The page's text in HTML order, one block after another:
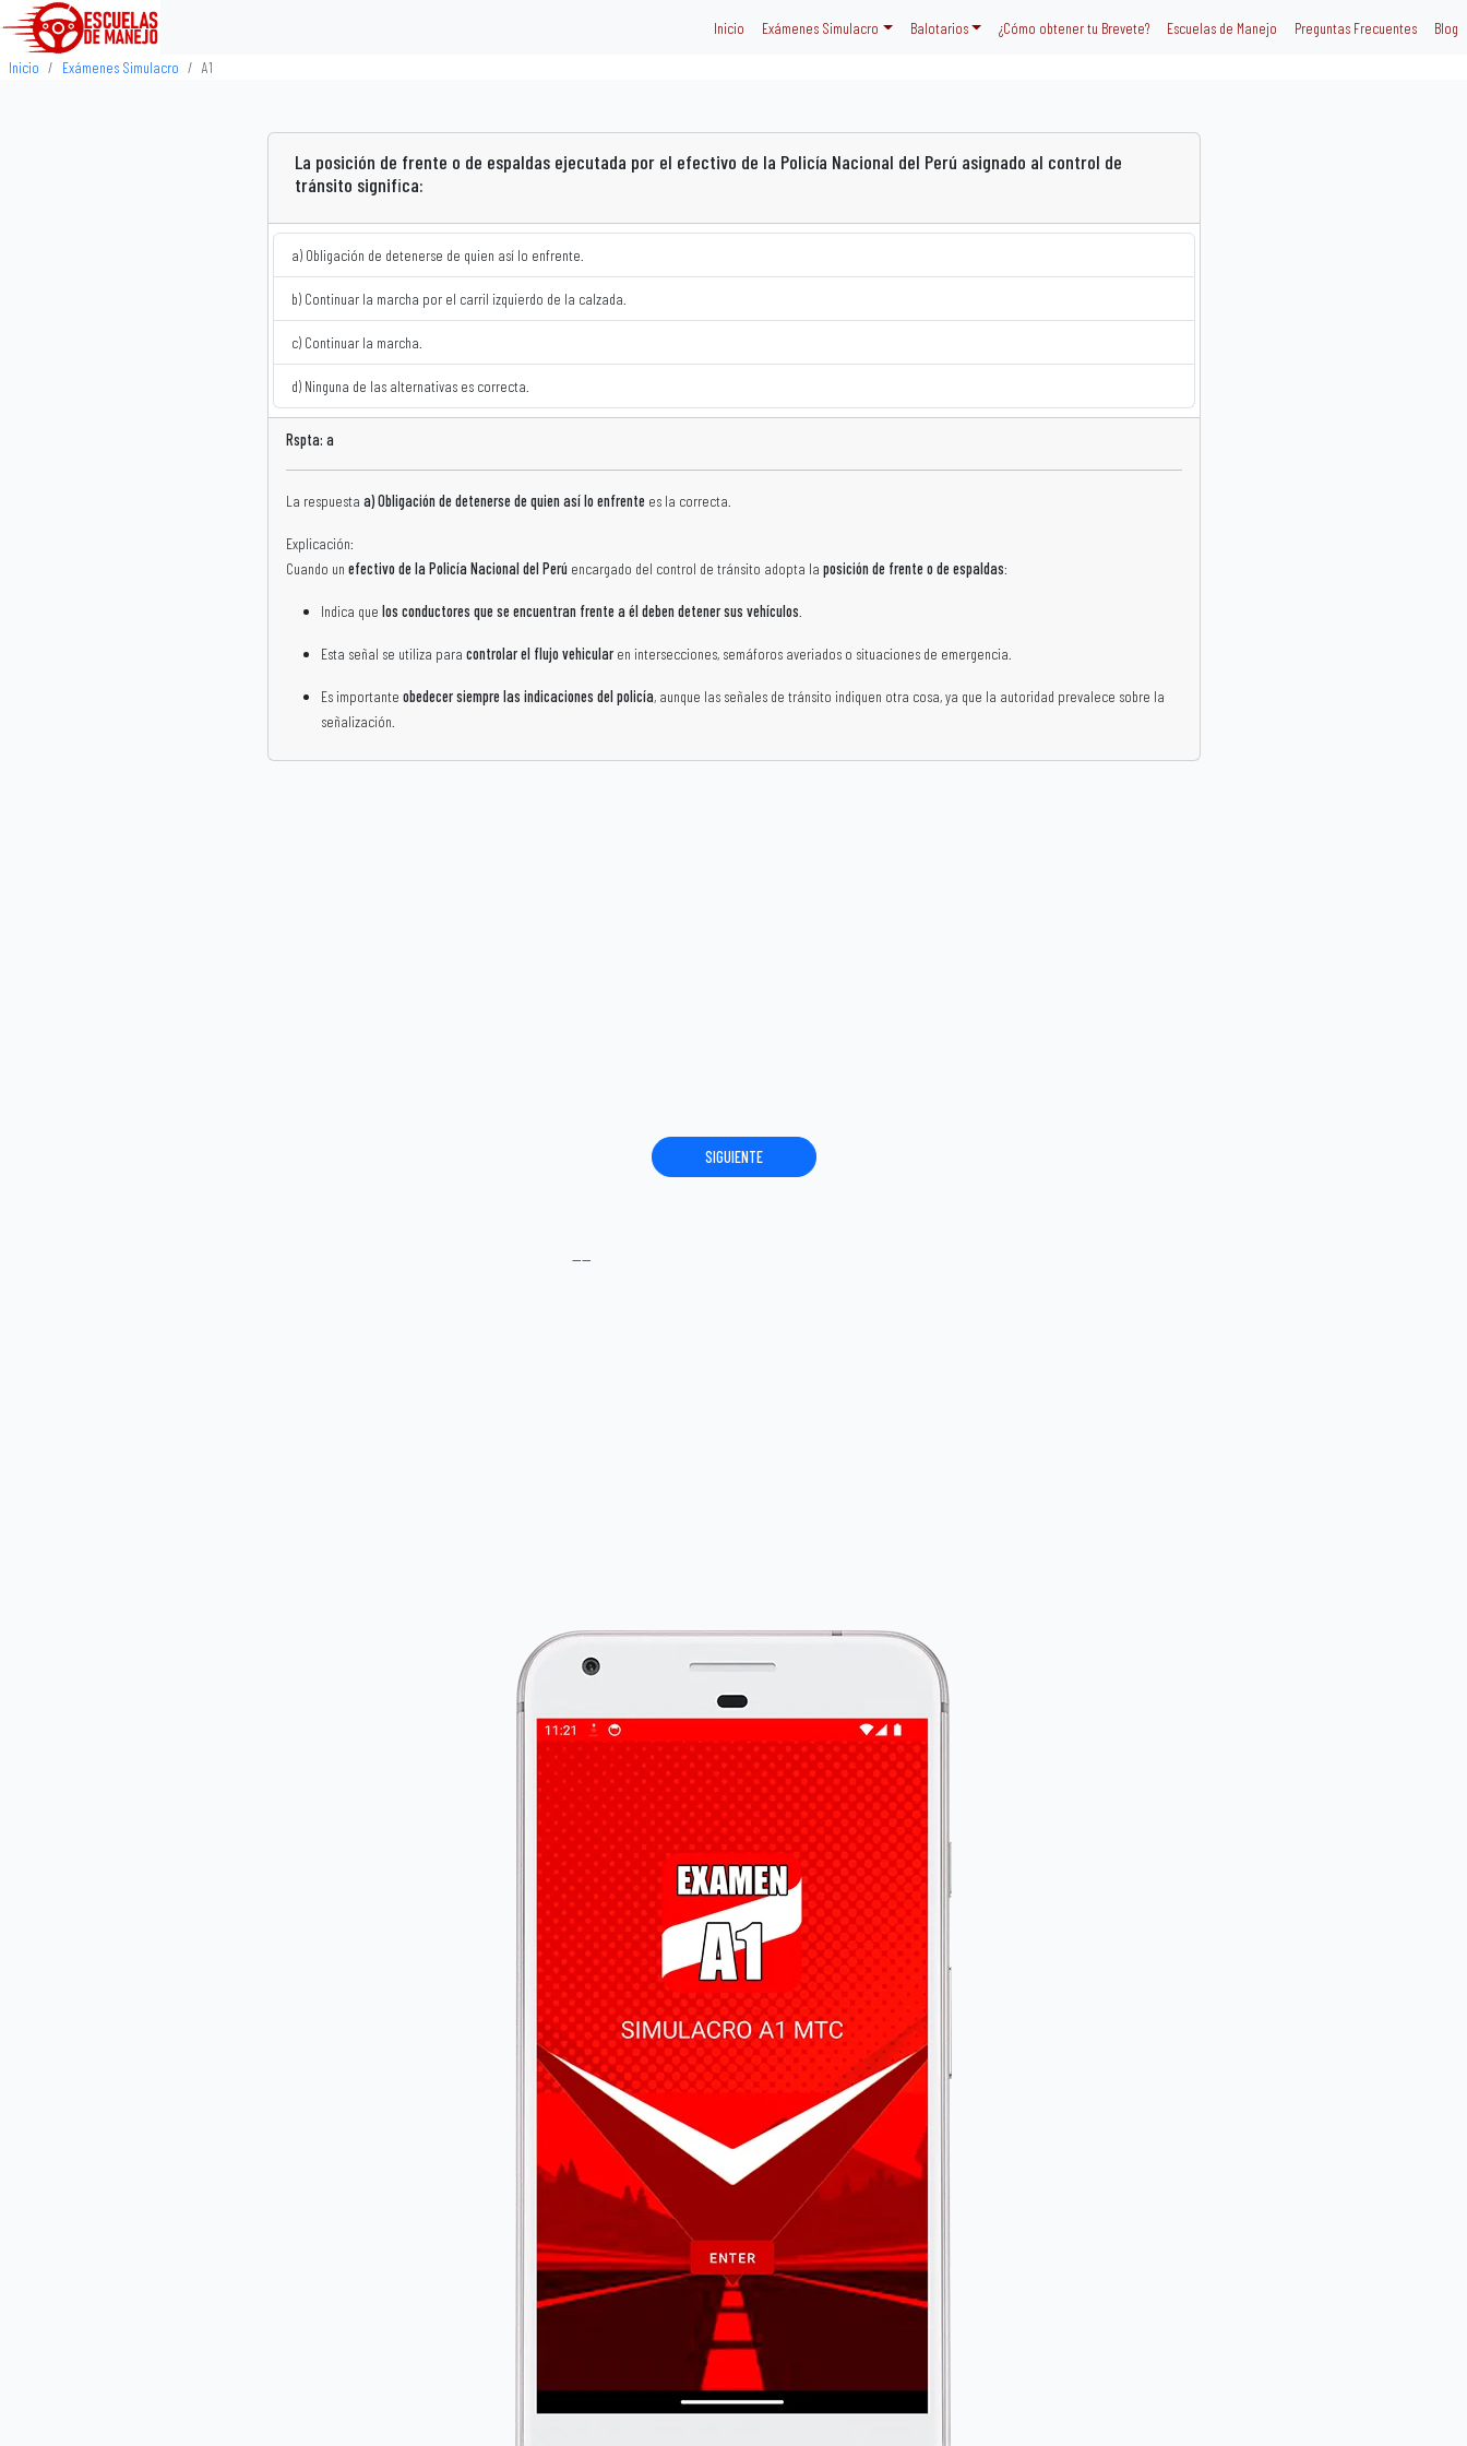
Inicio Exámenes Simulacro Balotarios ¿Cómo obtener tu Brevete? Escuelas de Manejo Preguntas Frecuentes Blog
Inicio Exámenes Simulacro A1
La posición de frente o de espaldas ejecutada por el efectivo de la Policía Nacional del Perú asignado al control de
tránsito significa:
a) Obligación de detenerse de quien así lo enfrente.
b) Continuar la marcha por el carril izquierdo de la calzada.
c) Continuar la marcha.
d) Ninguna de las alternativas es correcta.
Rspta: a
La respuesta a) Obligación de detenerse de quien así lo enfrente es la correcta.
Explicación:
Cuando un efectivo de la Policía Nacional del Perú encargado del control de tránsito adopta la posición de frente o de espaldas:
Indica que los conductores que se encuentran frente a él deben detener sus vehículos
Esta señal se utiliza para controlar el flujo vehicularen intersecciones, semáforos averiados o situaciones de emergencia.
Es importante obedecer siempre las indicaciones del policía, aunque las señales de tránsito indiquen otra cosa, ya que la autoridad prevalece sobre la
señalización.
SIGUIENTE
----